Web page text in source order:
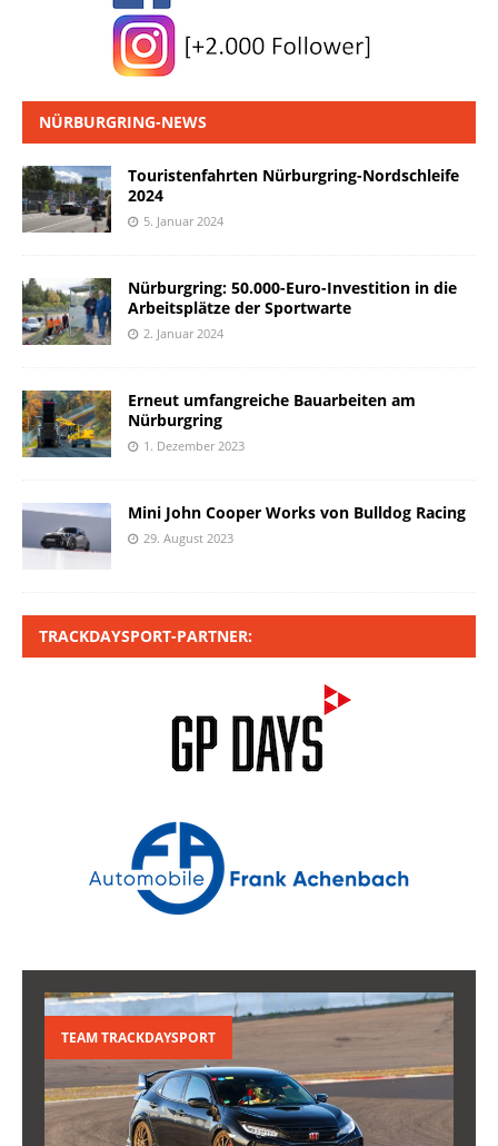
NÜRBURGRING-NEWS
Touristenfahrten Nürburgring-Nordschleife
2024
5. Januar 2024
Nürburgring: 50.000-Euro-Investition in die
Arbeitsplätze der Sportwarte
2. Januar 2024
Erneut umfangreiche Bauarbeiten am
Nürburgring
1. Dezember 2023
Mini John Cooper Works von Bulldog Racing
29. August 2023
TRACKDAYSPORT-PARTNER:
TEAM TRACKDAYSPORT